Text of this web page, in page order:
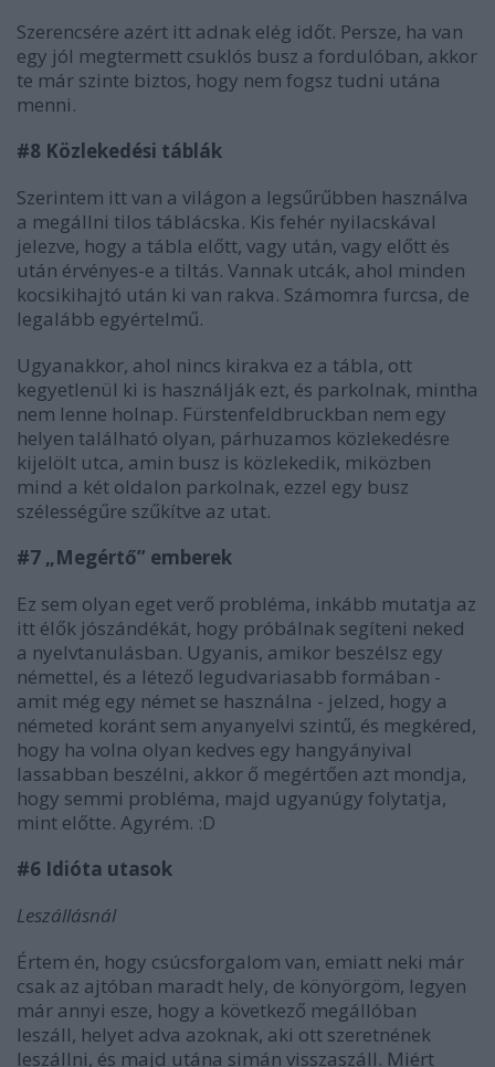
Szerencsére azért itt adnak elég időt. Persze, ha van
egy jól megtermett csuklós busz a fordulóban, akkor
te már szinte biztos, hogy nem fogsz tudni utána
menni.
#8 Közlekedési táblák
Szerintem itt van a világon a legsűrűbben használva
a megállni tilos táblácska. Kis fehér nyilacskával
jelezve, hogy a tábla előtt, vagy után, vagy előtt és
után érvényes-e a tiltás. Vannak utcák, ahol minden
kocsikihajtó után ki van rakva. Számomra furcsa, de
legalább egyértelmű.
Ugyanakkor, ahol nincs kirakva ez a tábla, ott
kegyetlenül ki is használják ezt, és parkolnak, mintha
nem lenne holnap. Fürstenfeldbruckban nem egy
helyen található olyan, párhuzamos közlekedésre
kijelölt utca, amin busz is közlekedik, miközben
mind a két oldalon parkolnak, ezzel egy busz
szélességűre szűkítve az utat.
#7 „Megértő” emberek
Ez sem olyan eget verő probléma, inkább mutatja az
itt élők jószándékát, hogy próbálnak segíteni neked
a nyelvtanulásban. Ugyanis, amikor beszélsz egy
némettel, és a létező legudvariasabb formában -
amit még egy német se használna - jelzed, hogy a
németed koránt sem anyanyelvi szintű, és megkéred,
hogy ha volna olyan kedves egy hangyányival
lassabban beszélni, akkor ő megértően azt mondja,
hogy semmi probléma, majd ugyanúgy folytatja,
mint előtte. Agyrém. :D
#6 Idióta utasok
Leszállásnál
Értem én, hogy csúcsforgalom van, emiatt neki már
csak az ajtóban maradt hely, de könyörgöm, legyen
már annyi esze, hogy a következő megállóban
leszáll, helyet adva azoknak, aki ott szeretnének
leszállni, és majd utána simán visszaszáll. Miért